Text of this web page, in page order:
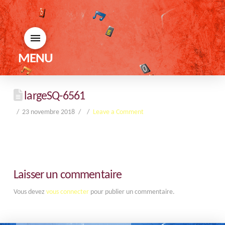
MENU
largeSQ-6561
23 novembre 2018 Leave a Comment
Laisser un commentaire
Vous devez vous connecterpour publier un commentaire.